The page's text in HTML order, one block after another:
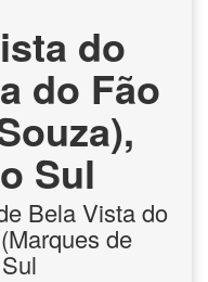
do
do Fão
Sul
Bela Vista do
de